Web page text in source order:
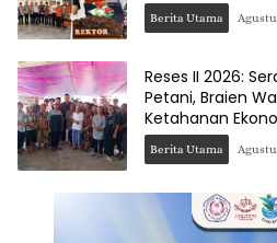
Berita Utama
Reses II 2026:
Petani, Braien
Ketahanan
Berita Utama